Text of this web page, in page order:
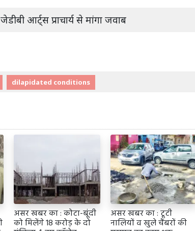
आर्ट्स प्राचार्य से मांगा जवाब
dilapidated conditions
असर खबर का : कोटा-बूंदी
को मिलेंगे 18 करोड़ के दो
असर खबर का : टूटी
नालियों व खुले चैंबरों की